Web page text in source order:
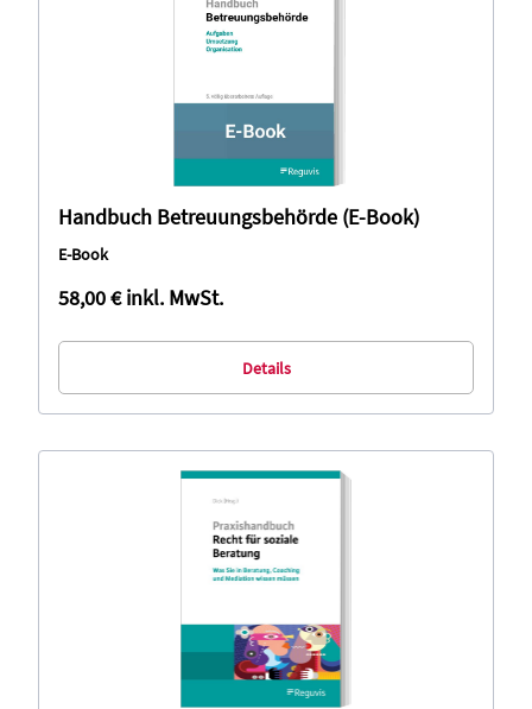
Handbuch Betreuungsbehörde (E-Book)
E-Book
58,00 €inkl. MwSt.
Details